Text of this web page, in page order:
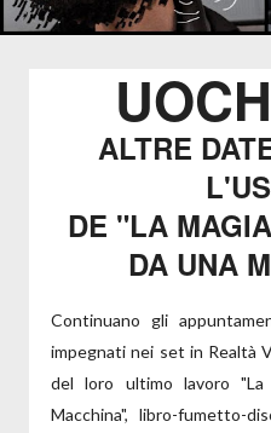
ALTRE
DE "LA
DA UNA
Continuano gli
impegnati nei set in Realtà
del loro ultimo lavoro "La
Macchina", libro-fumetto-